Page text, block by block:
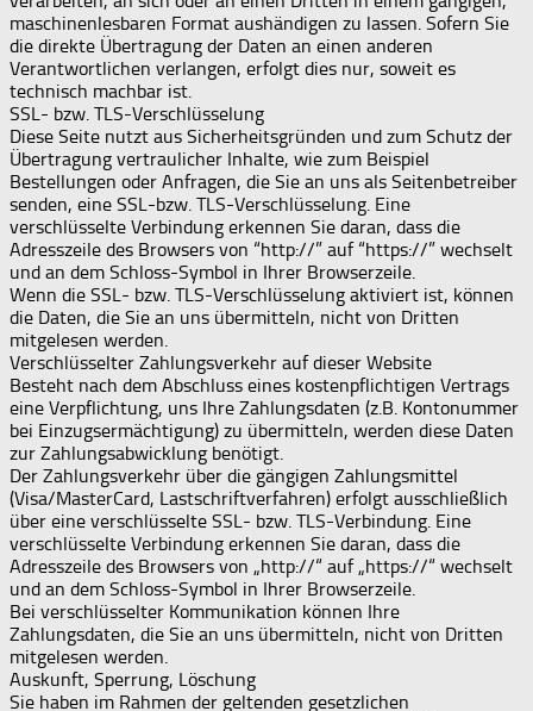
maschinenlesbaren Format aushändigen zu lassen. Sofern Sie
die direkte Übertragung der Daten an einen anderen
Verantwortlichen verlangen, erfolgt dies nur, soweit es
technisch machbar ist.
SSL- bzw. TLS-Verschlüsselung
Diese Seite nutzt aus Sicherheitsgründen und zum Schutz der
Übertragung vertraulicher Inhalte, wie zum Beispiel
Bestellungen oder Anfragen, die Sie an uns als Seitenbetreiber
senden, eine SSL-bzw. TLS-Verschlüsselung. Eine
verschlüsselte Verbindung erkennen Sie daran, dass die
Adresszeile des Browsers von “http://” auf “https://” wechselt
und an dem Schloss-Symbol in Ihrer Browserzeile.
Wenn die SSL- bzw. TLS-Verschlüsselung aktiviert ist, können
die Daten, die Sie an uns übermitteln, nicht von Dritten
mitgelesen werden.
Verschlüsselter Zahlungsverkehr auf dieser Website
Besteht nach dem Abschluss eines kostenpflichtigen Vertrags
eine Verpflichtung, uns Ihre Zahlungsdaten (z.B. Kontonummer
bei Einzugsermächtigung) zu übermitteln, werden diese Daten
zur Zahlungsabwicklung benötigt.
Der Zahlungsverkehr über die gängigen Zahlungsmittel
(Visa/MasterCard, Lastschriftverfahren) erfolgt ausschließlich
über eine verschlüsselte SSL- bzw. TLS-Verbindung. Eine
verschlüsselte Verbindung erkennen Sie daran, dass die
Adresszeile des Browsers von „http://“ auf „https://“ wechselt
und an dem Schloss-Symbol in Ihrer Browserzeile.
Bei verschlüsselter Kommunikation können Ihre
Zahlungsdaten, die Sie an uns übermitteln, nicht von Dritten
mitgelesen werden.
Auskunft, Sperrung, Löschung
Sie haben im Rahmen der geltenden gesetzlichen